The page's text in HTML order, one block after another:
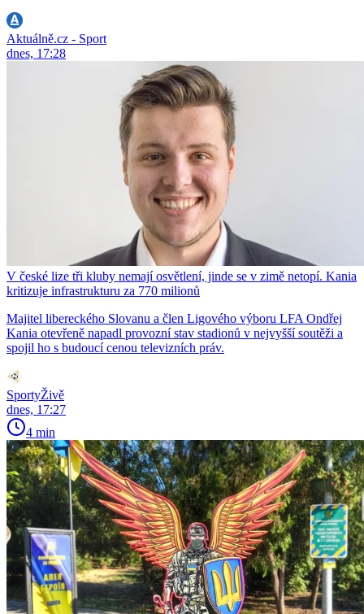
Aktuálně.cz - Sport
dnes, 17:28
V české lize tři kluby nemají osvětlení, jinde se v zimě netopí. Kania
kritizuje infrastrukturu za 770 milionů
Majitel libereckého Slovanu a člen Ligového výboru LFA Ondřej
Kania otevřeně napadl provozní stav stadionů v nejvyšší soutěži a
spojil ho s budoucí cenou televizních práv.
SportyŽivě
dnes, 17:27
4 min